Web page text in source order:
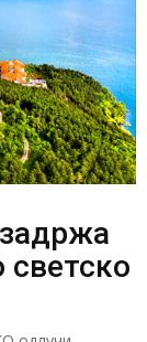
светско